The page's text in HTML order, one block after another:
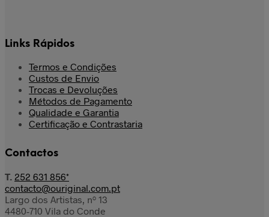
Links Rápidos
Termos e Condições
Custos de Envio
Trocas e Devoluções
Métodos de Pagamento
Qualidade e Garantia
Certificação e Contrastaria
Contactos
T. 252 631 856*
contacto@ouriginal.com.pt
Largo dos Artistas, nº 13
4480-710 Vila do Conde